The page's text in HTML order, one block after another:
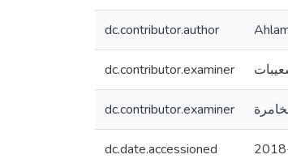
dc.contributor.author
dc.contributor.examiner
dc.contributor.examiner
dc.date.accessioned